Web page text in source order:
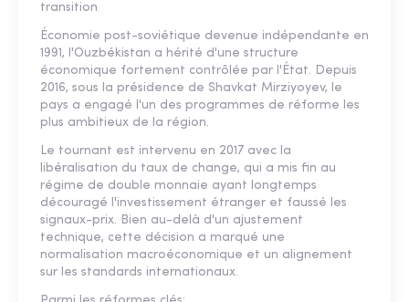
transition
Économie post-soviétique devenue indépendante en
1991, l'Ouzbékistan a hérité d'une structure
économique fortement contrôlée par l'État. Depuis
2016, sous la présidence de Shavkat Mirziyoyev, le
pays a engagé l'un des programmes de réforme les
plus ambitieux de la région.
Le tournant est intervenu en 2017 avec la
libéralisation du taux de change, qui a mis fin au
régime de double monnaie ayant longtemps
découragé l'investissement étranger et faussé les
signaux-prix. Bien au-delà d'un ajustement
technique, cette décision a marqué une
normalisation macroéconomique et un alignement
sur les standards internationaux.